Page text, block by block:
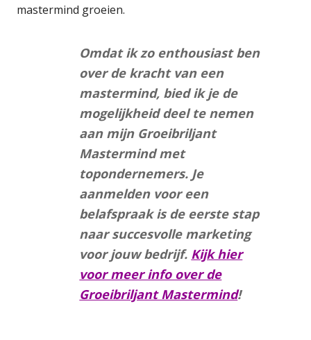
mastermind groeien.
Omdat ik zo enthousiast ben
over de kracht van een
mastermind, bied ik je de
mogelijkheid deel te nemen
aan mijn Groeibriljant
Mastermind met
topondernemers. Je
aanmelden voor een
belafspraak is de eerste stap
naar succesvolle marketing
voor jouw bedrijf. Kijk hier
voor meer info over de
Groeibriljant Mastermind!